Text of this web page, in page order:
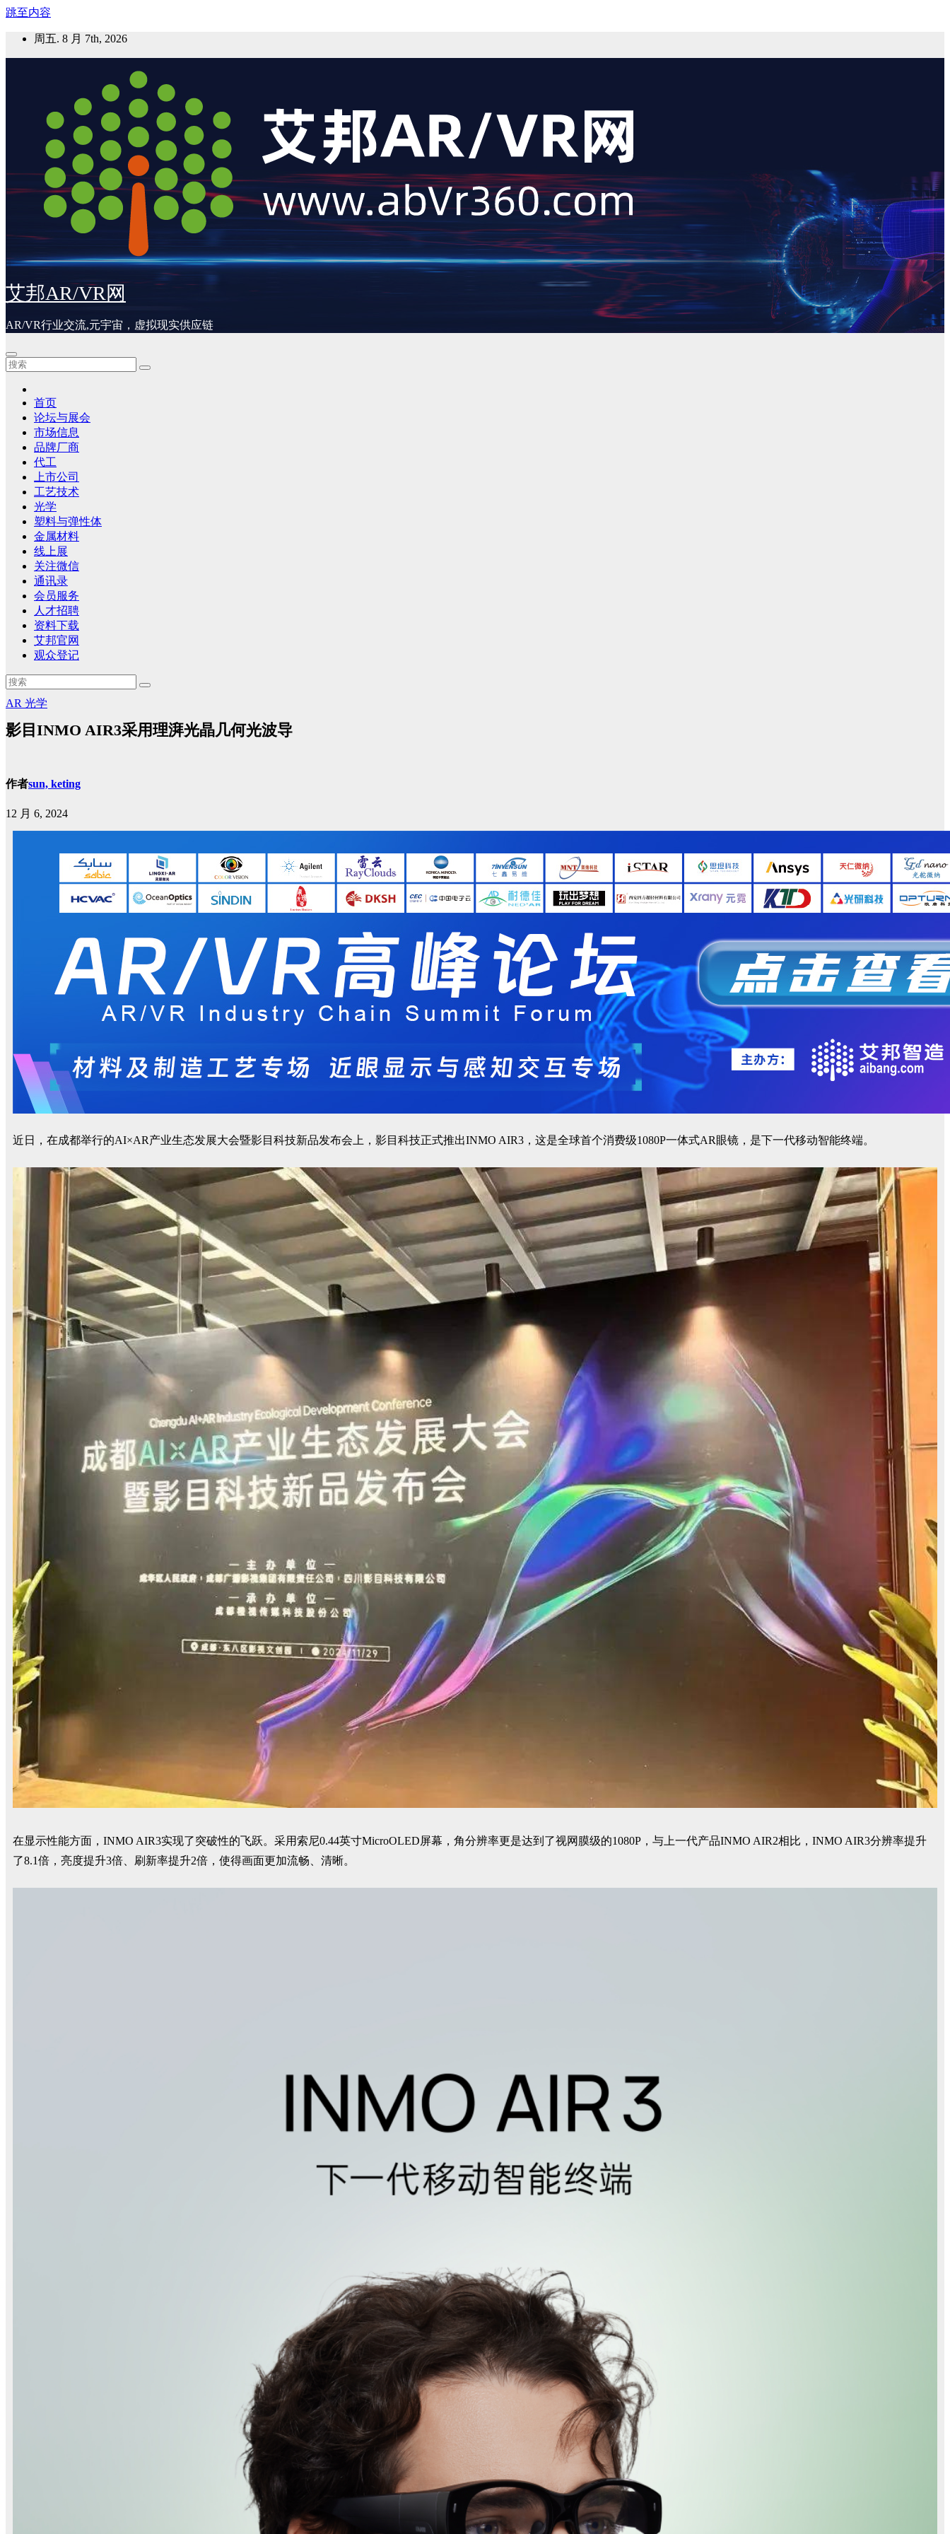
跳至内容
周五. 8 月 7th, 2026
艾邦AR/VR网
AR/VR行业交流,元宇宙，虚拟现实供应链
首页
论坛与展会
市场信息
品牌厂商
代工
上市公司
工艺技术
光学
塑料与弹性体
金属材料
线上展
关注微信
通讯录
会员服务
人才招聘
资料下载
艾邦官网
观众登记
AR 光学
影目INMO AIR3采用理湃光晶几何光波导
作者sun, keting
12 月 6, 2024
近日，在成都举行的AI×AR产业生态发展大会暨影目科技新品发布会上，影目科技正式推出INMO AIR3，这是全球首个消费级1080P一体式AR眼镜，是下一代移动智能终端。
在显示性能方面，INMO AIR3实现了突破性的飞跃。采用索尼0.44英寸MicroOLED屏幕，角分辨率更是达到了视网膜级的1080P，与上一代产品INMO AIR2相比，INMO AIR3分辨率提升
了8.1倍，亮度提升3倍、刷新率提升2倍，使得画面更加流畅、清晰。